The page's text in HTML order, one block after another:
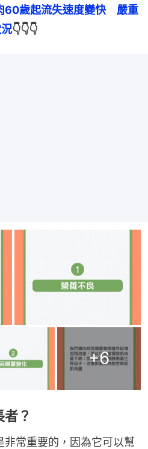
60歲起流失速度變快　嚴重
👇👇👇
+6
？
非常重要的，因為它可以幫